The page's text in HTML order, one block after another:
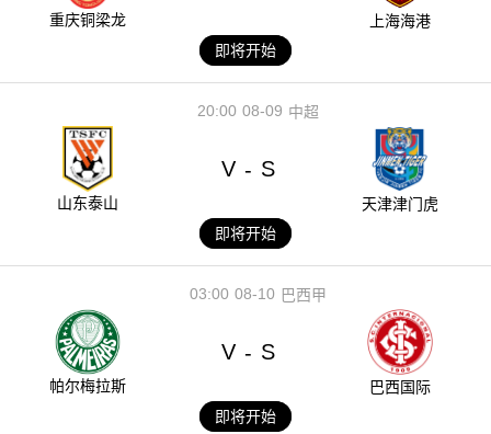
重庆铜梁龙
上海海港
即将开始
08-09
20:00 中超
山东泰山
V - S
天津津门虎
即将开始
08-10
03:00 巴西甲
帕尔梅拉斯
V - S
巴西国际
即将开始